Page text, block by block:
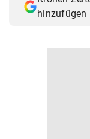
hinzufügen